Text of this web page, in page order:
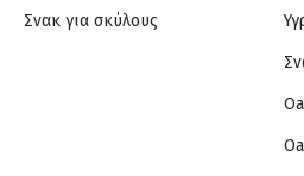
Σνακ για σκύλους